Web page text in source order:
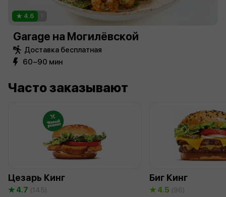
4.6
Garage на Могилёвской
Доставка бесплатная
60−90 мин
Часто заказывают
Цезарь Кинг
4.7 (145)
Биг Кинг
4.5 (96)